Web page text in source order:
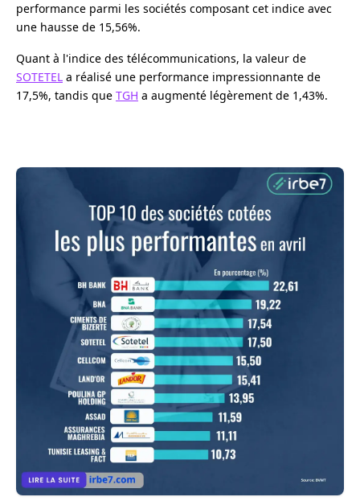
performance parmi les sociétés composant cet indice avec
une hausse de 15,56%.
Quant à l'indice des télécommunications, la valeur de
SOTETEL a réalisé une performance impressionnante de
17,5%, tandis que TGH a augmenté légèrement de 1,43%.